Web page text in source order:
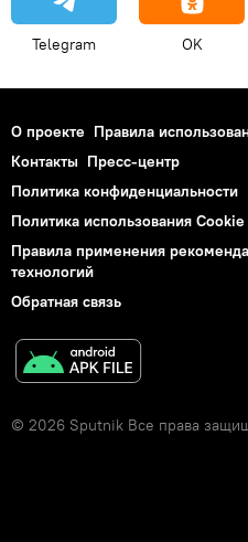
Telegram OK
О проекте Правила
Контакты Пресс-центр
Политика конфиденциальности
Политика использования Cookie
Правила применения
технологий
Обратная связь
© 2026 Sputnik Все права